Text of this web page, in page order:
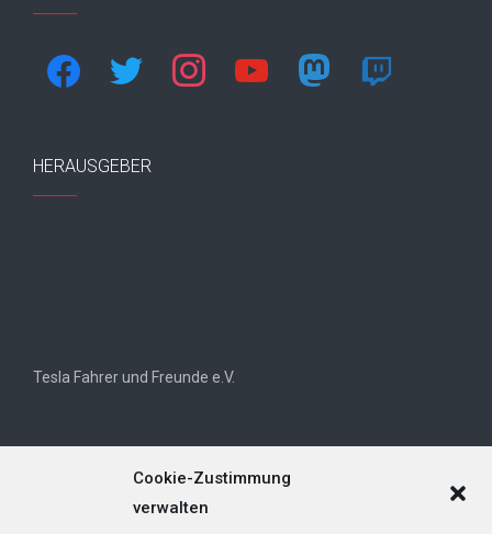
Cookie-Zustimmung
verwalten
facebook twitter instagram youtube mastodon twitch
HERAUSGEBER
Tesla Fahrer und Freunde e.V.